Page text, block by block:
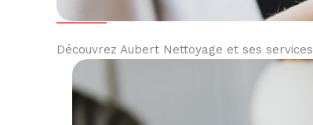
Découvrez Aubert Nettoyage et ses services